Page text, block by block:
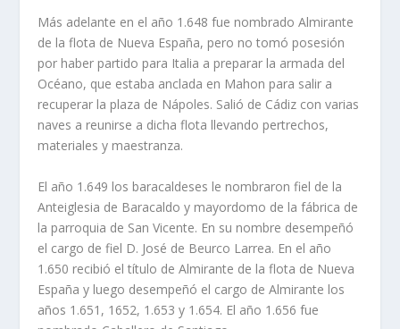
Más adelante en el año 1.648 fue nombrado Almirante
de la flota de Nueva España, pero no tomó posesión
por haber partido para Italia a preparar la armada del
Océano, que estaba anclada en Mahon para salir a
recuperar la plaza de Nápoles. Salió de Cádiz con varias
naves a reunirse a dicha flota llevando pertrechos,
materiales y maestranza.
El año 1.649 los baracaldeses le nombraron fiel de la
Anteiglesia de Baracaldo y mayordomo de la fábrica de
la parroquia de San Vicente. En su nombre desempeñó
el cargo de fiel D. José de Beurco Larrea. En el año
1.650 recibió el título de Almirante de la flota de Nueva
España y luego desempeñó el cargo de Almirante los
años 1.651, 1652, 1.653 y 1.654. El año 1.656 fue